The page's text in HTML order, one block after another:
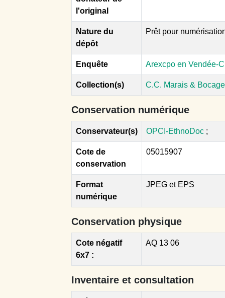
l'original
Nature du
dépôt
Prêt pour
Enquête Arexcpo en Vendée-
Collection(s) C.C. Marais &
Conservation numérique
Conservateur(s) OPCI-EthnoDoc ;
Cote de
conservation
05015907
Format
numérique
JPEG et EPS
Conservation physique
Cote négatif
6x7 :
AQ 13 06
Inventaire et consultation